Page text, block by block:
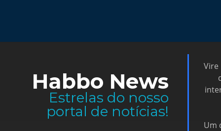
Habbo News
Estrelas do nosso
portal de notícias!
Vire
Um